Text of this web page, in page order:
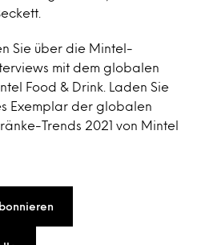
Sie über die Mintel-
mit dem globalen
Food & Drink. Laden Sie
Exemplar der globalen
Trends 2021 von Mintel